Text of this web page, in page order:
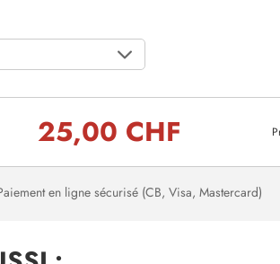
25,00 CHF
en ligne sécurisé (CB, Visa, Mastercard)